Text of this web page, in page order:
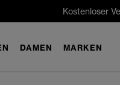
Kostenloser
DAMEN MARKEN